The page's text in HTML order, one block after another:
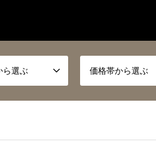
ら選ぶ 価格帯から選ぶ